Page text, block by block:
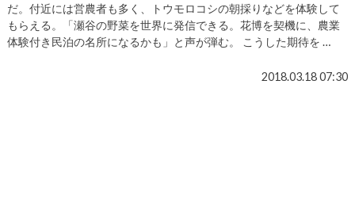
だ。付近には営農者も多く、トウモロコシの朝採りなどを体験して
もらえる。「瀬谷の野菜を世界に発信できる。花博を契機に、農業
体験付き民泊の名所になるかも」と声が弾む。 こうした期待を …
2018.03.18 07:30